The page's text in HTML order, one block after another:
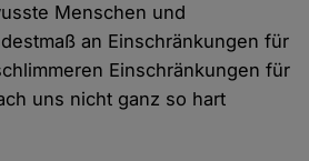
Menschen und
an Einschränkungen für
Einschränkungen für
uns nicht ganz so hart